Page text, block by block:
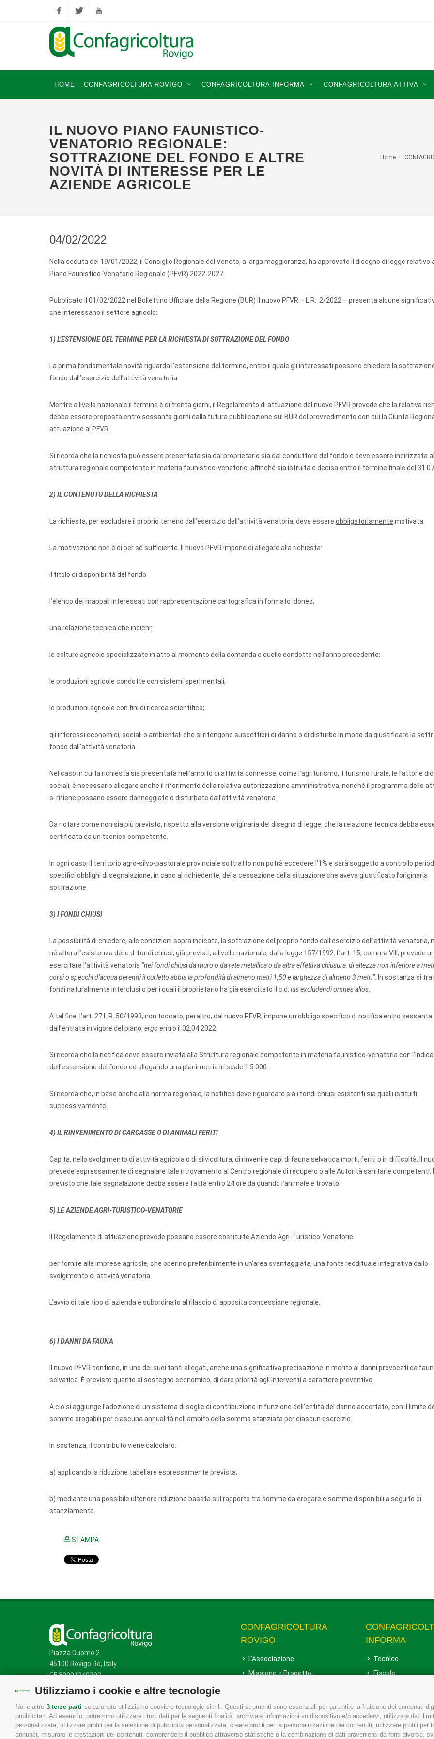
Utilizziamo i cookie e altre tecnologie
Noi e altre 3 terze parti selezionate utilizziamo cookie e tecnologie simili. Questi strumenti sono essenziali per garantire la fruizione dei contenuti
pubblicitari. Ad esempio, potremmo utilizzare i tuoi dati per le seguenti finalità: archiviare informazioni su dispositivo e/o accedervi, utilizzare dati
personalizzata, utilizzare profili per la selezione di pubblicità personalizzata, creare profili per la personalizzazione dei contenuti, utilizzare profili
annunci, misurare le prestazioni dei contenuti, comprendere il pubblico attraverso statistiche o la combinazione di dati provenienti da fonti diverse,
FacebookTwitter YouTube
HOME CONFAGRICOLTURA ROVIGO CONFAGRICOLTURA INFORMA CONFAGRICOLTURA ATTIVA
IL NUOVO PIANO FAUNISTICO-
VENATORIO REGIONALE:
SOTTRAZIONE DEL FONDO E ALTRE
NOVITÀ DI INTERESSE PER LE
AZIENDE AGRICOLE
Home
04/02/2022
Nella seduta del 19/01/2022, il Consiglio Regionale del Veneto, a larga maggioranza, ha approvato il disegno di legge relativo
Piano Faunistico-Venatorio Regionale (PFVR) 2022-2027.
Pubblicato il 01/02/2022 nel Bollettino Ufficiale della Regione (BUR) il nuovo PFVR – L.R. 2/2022 – presenta alcune
che interessano il settore agricolo:
1) L’ESTENSIONE DEL TERMINE PER LA RICHIESTA DI SOTTRAZIONE DEL FONDO
La prima fondamentale novità riguarda l’estensione del termine, entro il quale gli interessati possono chiedere la
fondo dall’esercizio dell’attività venatoria.
Mentre a livello nazionale il termine è di trenta giorni, il Regolamento di attuazione del nuovo PFVR prevede che la relativa
debba essere proposta entro sessanta giorni dalla futura pubblicazione sul BUR del provvedimento con cui la Giunta
attuazione al PFVR.
Si ricorda che la richiesta può essere presentata sia dal proprietario sia dal conduttore del fondo e deve essere indirizzata
struttura regionale competente in materia faunistico-venatorio, affinché sia istruita e decisa entro il termine finale del
2) IL CONTENUTO DELLA RICHIESTA
La richiesta, per escludere il proprio terreno dall’esercizio dell’attività venatoria, deve essere obbligatoriamente motivata.
La motivazione non è di per sé sufficiente. Il nuovo PFVR impone di allegare alla richiesta:
il titolo di disponibilità del fondo;
l’elenco dei mappali interessati con rappresentazione cartografica in formato idoneo;
una relazione tecnica che indichi:
le colture agricole specializzate in atto al momento della domanda e quelle condotte nell’anno precedente;
le produzioni agricole condotte con sistemi sperimentali;
le produzioni agricole con fini di ricerca scientifica;
gli interessi economici, sociali o ambientali che si ritengono suscettibili di danno o di disturbo in modo da giustificare la
fondo dall’attività venatoria.
Nel caso in cui la richiesta sia presentata nell’ambito di attività connesse, come l’agriturismo, il turismo rurale, le fattorie
sociali, è necessario allegare anche il riferimento della relativa autorizzazione amministrativa, nonché il programma delle
si ritiene possano essere danneggiate o disturbate dall’attività venatoria.
Da notare come non sia più previsto, rispetto alla versione originaria del disegno di legge, che la relazione tecnica debba
certificata da un tecnico competente.
In ogni caso, il territorio agro-silvo-pastorale provinciale sottratto non potrà eccedere l’1% e sarà soggetto a controllo
specifici obblighi di segnalazione, in capo al richiedente, della cessazione della situazione che aveva giustificato l’originaria
sottrazione.
3) I FONDI CHIUSI
La possibilità di chiedere, alle condizioni sopra indicate, la sottrazione del proprio fondo dall’esercizio dell’attività venatoria,
né altera l’esistenza dei c.d. fondi chiusi, già previsti, a livello nazionale, dalla legge 157/1992. L’art. 15, comma VIII, prevede
esercitare l’attività venatoria “nei fondi chiusi da muro o da rete metallica o da altra effettiva chiusura, di altezza non inferiore a
corsi o specchi d’acqua perenni il cui letto abbia la profondità di almeno metri 1,50 e larghezza di almeno 3 metri”. In sostanza si
fondi naturalmente interclusi o per i quali il proprietario ha già esercitato il c.d. ius excludendi omnes alios
A tal fine, l’art. 27 L.R. 50/1993, non toccato, peraltro, dal nuovo PFVR, impone un obbligo specifico di notifica entro sessanta
dall’entrata in vigore del piano, ergo entro il 02.04.2022.
Si ricorda che la notifica deve essere inviata alla Struttura regionale competente in materia faunistico-venatoria con
dell’estensione del fondo ed allegando una planimetria in scale 1:5.000.
Si ricorda che, in base anche alla norma regionale, la notifica deve riguardare sia i fondi chiusi esistenti sia quelli istituiti
successivamente.
4) IL RINVENIMENTO DI CARCASSE O DI ANIMALI FERITI
Capita, nello svolgimento di attività agricola o di silvicoltura, di rinvenire capi di fauna selvatica morti, feriti o in difficoltà. Il
prevede espressamente di segnalare tale ritrovamento al Centro regionale di recupero o alle Autorità sanitarie competenti.
previsto che tale segnalazione debba essere fatta entro 24 ore da quando l’animale è trovato.
5) LE AZIENDE AGRI-TURISTICO-VENATORIE
Il Regolamento di attuazione prevede possano essere costituite Aziende Agri-Turistico-Venatorie
per fornire alle imprese agricole, che operino preferibilmente in un’area svantaggiata, una fonte reddituale integrativa dallo
svolgimento di attività venatoria.
L’avvio di tale tipo di azienda è subordinato al rilascio di apposita concessione regionale.
6) I DANNI DA FAUNA
Il nuovo PFVR contiene, in uno dei suoi tanti allegati, anche una significativa precisazione in merito ai danni provocati da
selvatica. È previsto quanto al sostegno economico, di dare priorità agli interventi a carattere preventivo.
A ciò si aggiunge l’adozione di un sistema di soglie di contribuzione in funzione dell’entità del danno accertato, con il limite
somme erogabili per ciascuna annualità nell’ambito della somma stanziata per ciascun esercizio.
In sostanza, il contributo viene calcolato:
a) applicando la riduzione tabellare espressamente prevista;
b) mediante una possibile ulteriore riduzione basata sul rapporto tra somme da erogare e somme disponibili a seguito di
stanziamento.
STAMPA
Piazza Duomo 2
45100 Rovigo Ro, Italy
CF 80001240292
Mappa del sito/Privacy Policy /Cookie Policy
CONFAGRICOLTURA
ROVIGO
L'Associazione
Missione e Progetto
Uffici della Sede provinciale
Le Sedi di Zona
INFORMA
Tecnico
Fiscale
Associazione